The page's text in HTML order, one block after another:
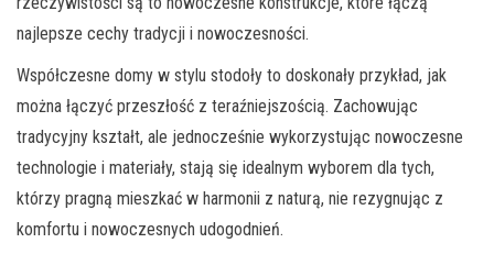
najlepsze cechy tradycji i nowoczesności.
Współczesne domy w stylu stodoły to doskonały przykład, jak
można łączyć przeszłość z teraźniejszością. Zachowując
tradycyjny kształt, ale jednocześnie wykorzystując nowoczesne
technologie i materiały, stają się idealnym wyborem dla tych,
którzy pragną mieszkać w harmonii z naturą, nie rezygnując z
komfortu i nowoczesnych udogodnień.